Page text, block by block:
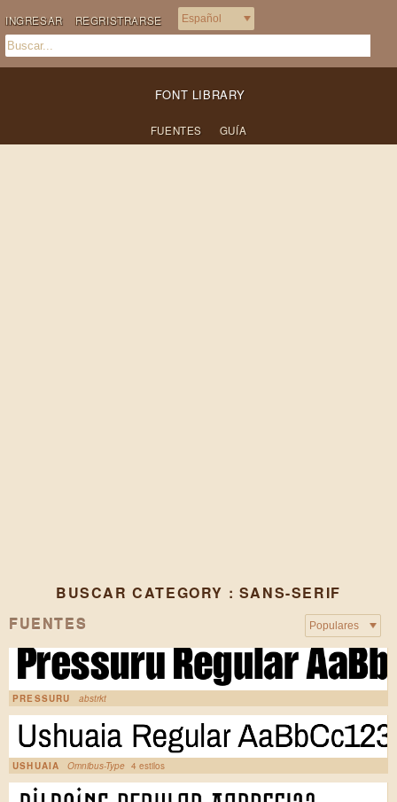
INGRESAR REGRISTRARSE
FONT LIBRARY
FUENTES GUÍA
BUSCAR CATEGORY : SANS-SERIF
FUENTES
PRESSURU abstrkt
USHUAIA Omnibus-Type 4 estilos